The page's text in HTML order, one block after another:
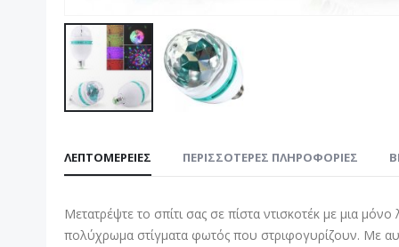
αρχή
συλλογής
εικόνων
ΛΕΠΤΟΜΈΡΕΙΕΣ
Μετατρέψτε το σπίτι σας σε πίστα ντισκοτέκ με μια
πολύχρωμα στίγματα φωτός που στριφογυρίζουν. Με
ΠΕΡΙΣΣΌΤΕΡΕΣ ΠΛΗΡΟΦΟΡΊΕΣ